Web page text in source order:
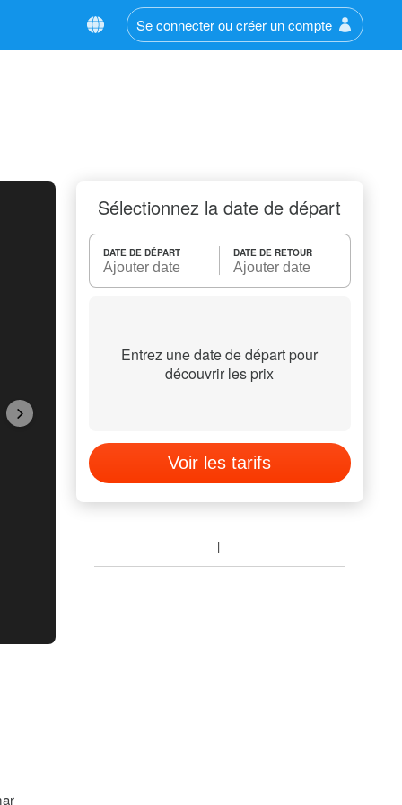
Se connecter ou créer un compte
Sélectionnez la date de départ
DATE DE DÉPART DATE DE RETOUR
Entrez une date de départ pour
découvrir les prix
Voir les tarifs